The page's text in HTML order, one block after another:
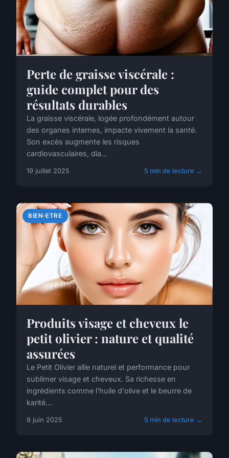
Perte de graisse viscérale :
guide complet pour des
résultats durables
La graisse viscérale, logée profondément autour
des organes internes, impacte vivement la santé.
Son excès augmente les risques
cardiovasculaires, dia...
19 juillet 2025 5 min de lecture →
BIEN-ETRE
Produits visage et cheveux le
petit olivier : nature et qualité
assurées
Le Petit Olivier allie naturel et performance pour
sublimer visage et cheveux. Sa richesse en
ingrédients comme l'huile d'olive et le beurre de
karité...
9 juin 2025 5 min de lecture →